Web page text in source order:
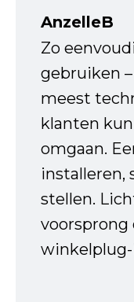
AnzelleB
Zo
gebruiken
meest
klanten
omgaan.
installeren,
stellen.
voorsprong
winkelplug-